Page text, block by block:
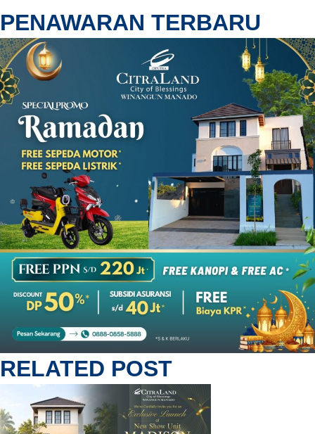
PENAWARAN TERBARU
RELATED POST